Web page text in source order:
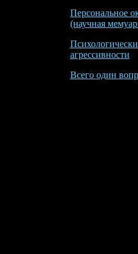
Персональное
(научная
агрессивности
Всего один